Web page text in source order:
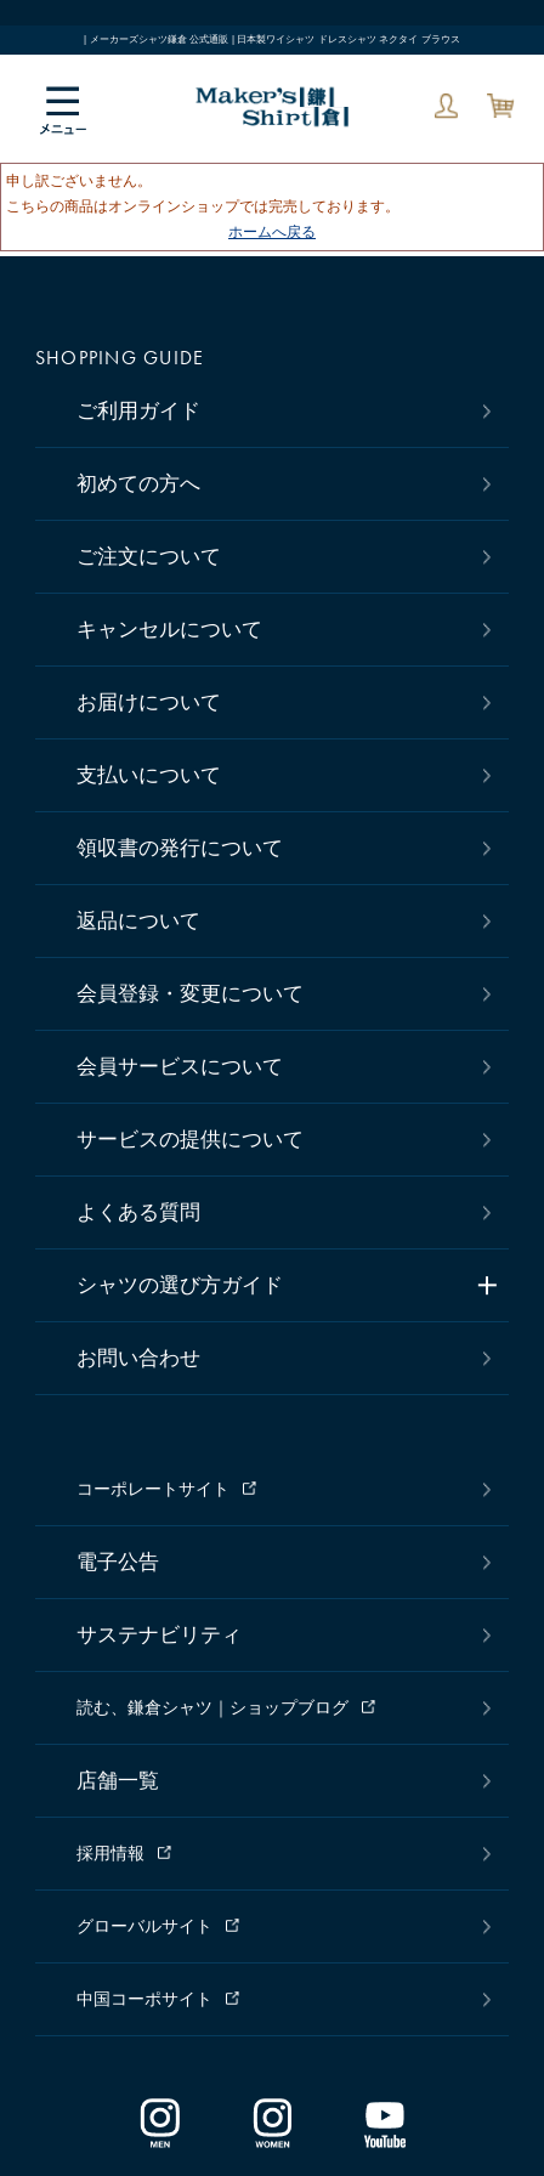
| メーカーズシャツ鎌倉 公式通販 | 日本製ワイシャツ ドレスシャツ ネクタイ ブラウス
申し訳ございません。
こちらの商品はオンラインショップでは完売しております。
ホームへ戻る
SHOPPING GUIDE
ご利用ガイド
初めての方へ
ご注文について
キャンセルについて
お届けについて
支払いについて
領収書の発行について
返品について
会員登録・変更について
会員サービスについて
サービスの提供について
よくある質問
シャツの選び方ガイド
お問い合わせ
コーポレートサイト
電子公告
サステナビリティ
読む、鎌倉シャツ｜ショップブログ
店舗一覧
採用情報
グローバルサイト
中国コーポサイト